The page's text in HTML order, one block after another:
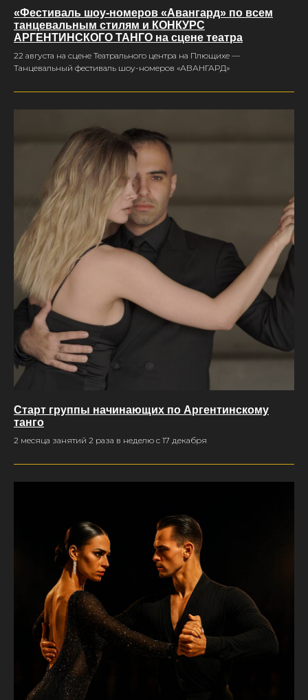
«Фестиваль шоу-номеров «Авангард» по всем
танцевальным стилям и КОНКУРС
АРГЕНТИНСКОГО ТАНГО на сцене театра
22 августа на сцене Театрального центра на Плющихе —
Танцевальный фестиваль шоу-номеров «АВАНГАРД»
Старт группы начинающих по Аргентинскому
танго
2 месяца занятий 2 раза в неделю с 17 декабря